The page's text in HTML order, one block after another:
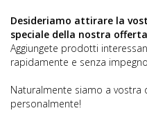
Desideriamo attirare la
speciale della nostra
Aggiungete prodotti
rapidamente e senza
Naturalmente siamo a vostra
personalmente!